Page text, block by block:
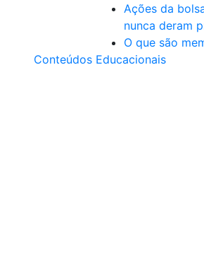
Ações da
nunca deram
O que são
Conteúdos Educacionais